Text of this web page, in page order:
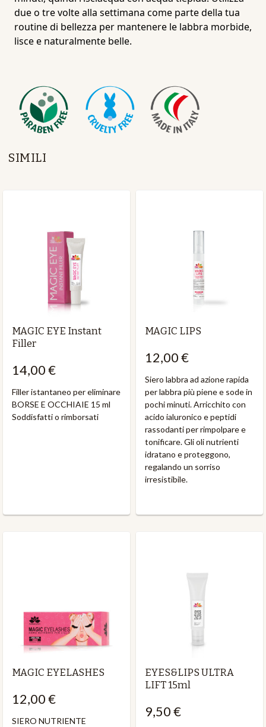
due o tre volte alla settimana come parte della tua
routine di bellezza per mantenere le labbra morbide,
lisce e naturalmente belle.
SIMILI
MAGIC EYE Instant
Filler
14,00 €
Filler istantaneo per eliminare
BORSE E OCCHIAIE 15 ml
Soddisfatti o rimborsati
MAGIC LIPS
12,00 €
Siero labbra ad azione rapida
per labbra più piene e sode in
pochi minuti. Arricchito con
acido ialuronico e peptidi
rassodanti per rimpolpare e
tonificare. Gli oli nutrienti
idratano e proteggono,
regalando un sorriso
irresistibile.
MAGIC EYELASHES
12,00 €
SIERO NUTRIENTE
EYES&LIPS ULTRA
LIFT 15ml
9,50 €